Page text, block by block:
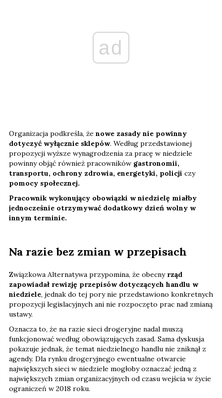
ad
Organizacja podkreśla, że nowe zasady nie powinny
dotyczyć wyłącznie sklepów. Według przedstawionej
propozycji wyższe wynagrodzenia za pracę w niedziele
powinny objąć również pracowników gastronomii,
transportu, ochrony zdrowia, energetyki, policji czy
pomocy społecznej.
Pracownik wykonujący obowiązki w niedzielę miałby
jednocześnie otrzymywać dodatkowy dzień wolny w
innym terminie.
Na razie bez zmian w przepisach
Związkowa Alternatywa przypomina, że obecny rząd
zapowiadał rewizję przepisów dotyczących handlu w
niedziele, jednak do tej pory nie przedstawiono konkretnych
propozycji legislacyjnych ani nie rozpoczęto prac nad zmianą
ustawy.
Oznacza to, że na razie sieci drogeryjne nadal muszą
funkcjonować według obowiązujących zasad. Sama dyskusja
pokazuje jednak, że temat niedzielnego handlu nie zniknął z
agendy. Dla rynku drogeryjnego ewentualne otwarcie
największych sieci w niedziele mogłoby oznaczać jedną z
największych zmian organizacyjnych od czasu wejścia w życie
ograniczeń w 2018 roku.